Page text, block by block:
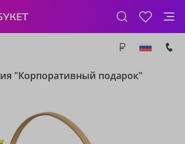
"Корпоративный подарок"